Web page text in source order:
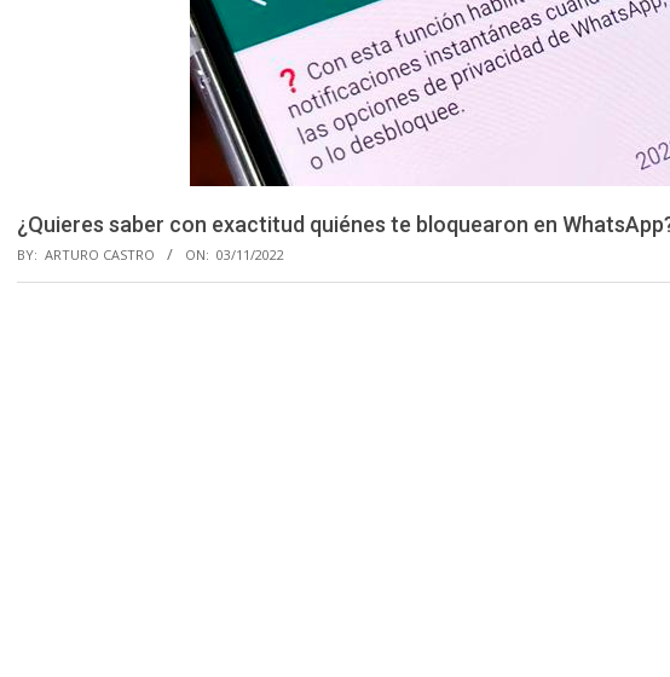
¿Quieres saber con exactitud quiénes te bloquearon en
BY: ARTURO CASTRO ON: 03/11/2022